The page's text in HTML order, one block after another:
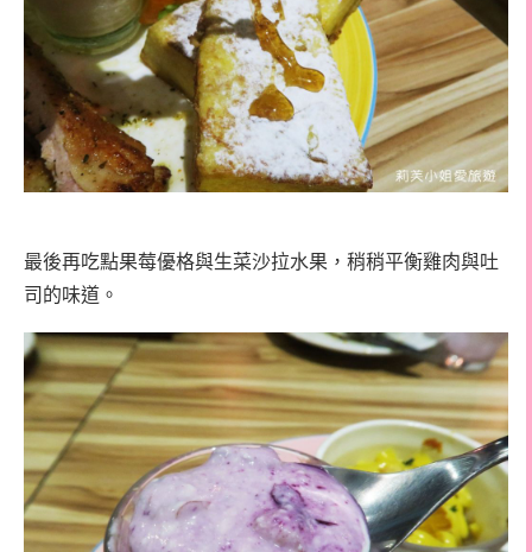
最後再吃點果莓優格與生菜沙拉水果，稍稍平衡雞肉與吐
司的味道。